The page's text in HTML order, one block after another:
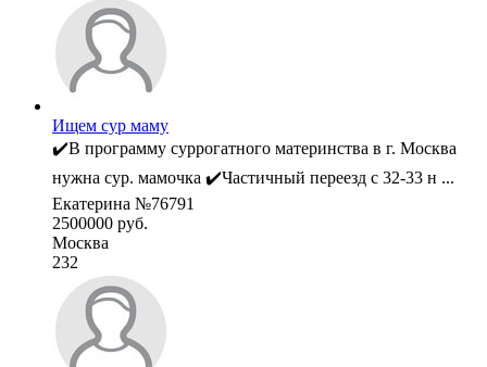
Ищем сур маму
✔️В программу суррогатного материнства в г. Москва
нужна сур. мамочка ✔️Частичный переезд с 32-33 н ...
Екатерина №76791
2500000 руб.
Москва
232